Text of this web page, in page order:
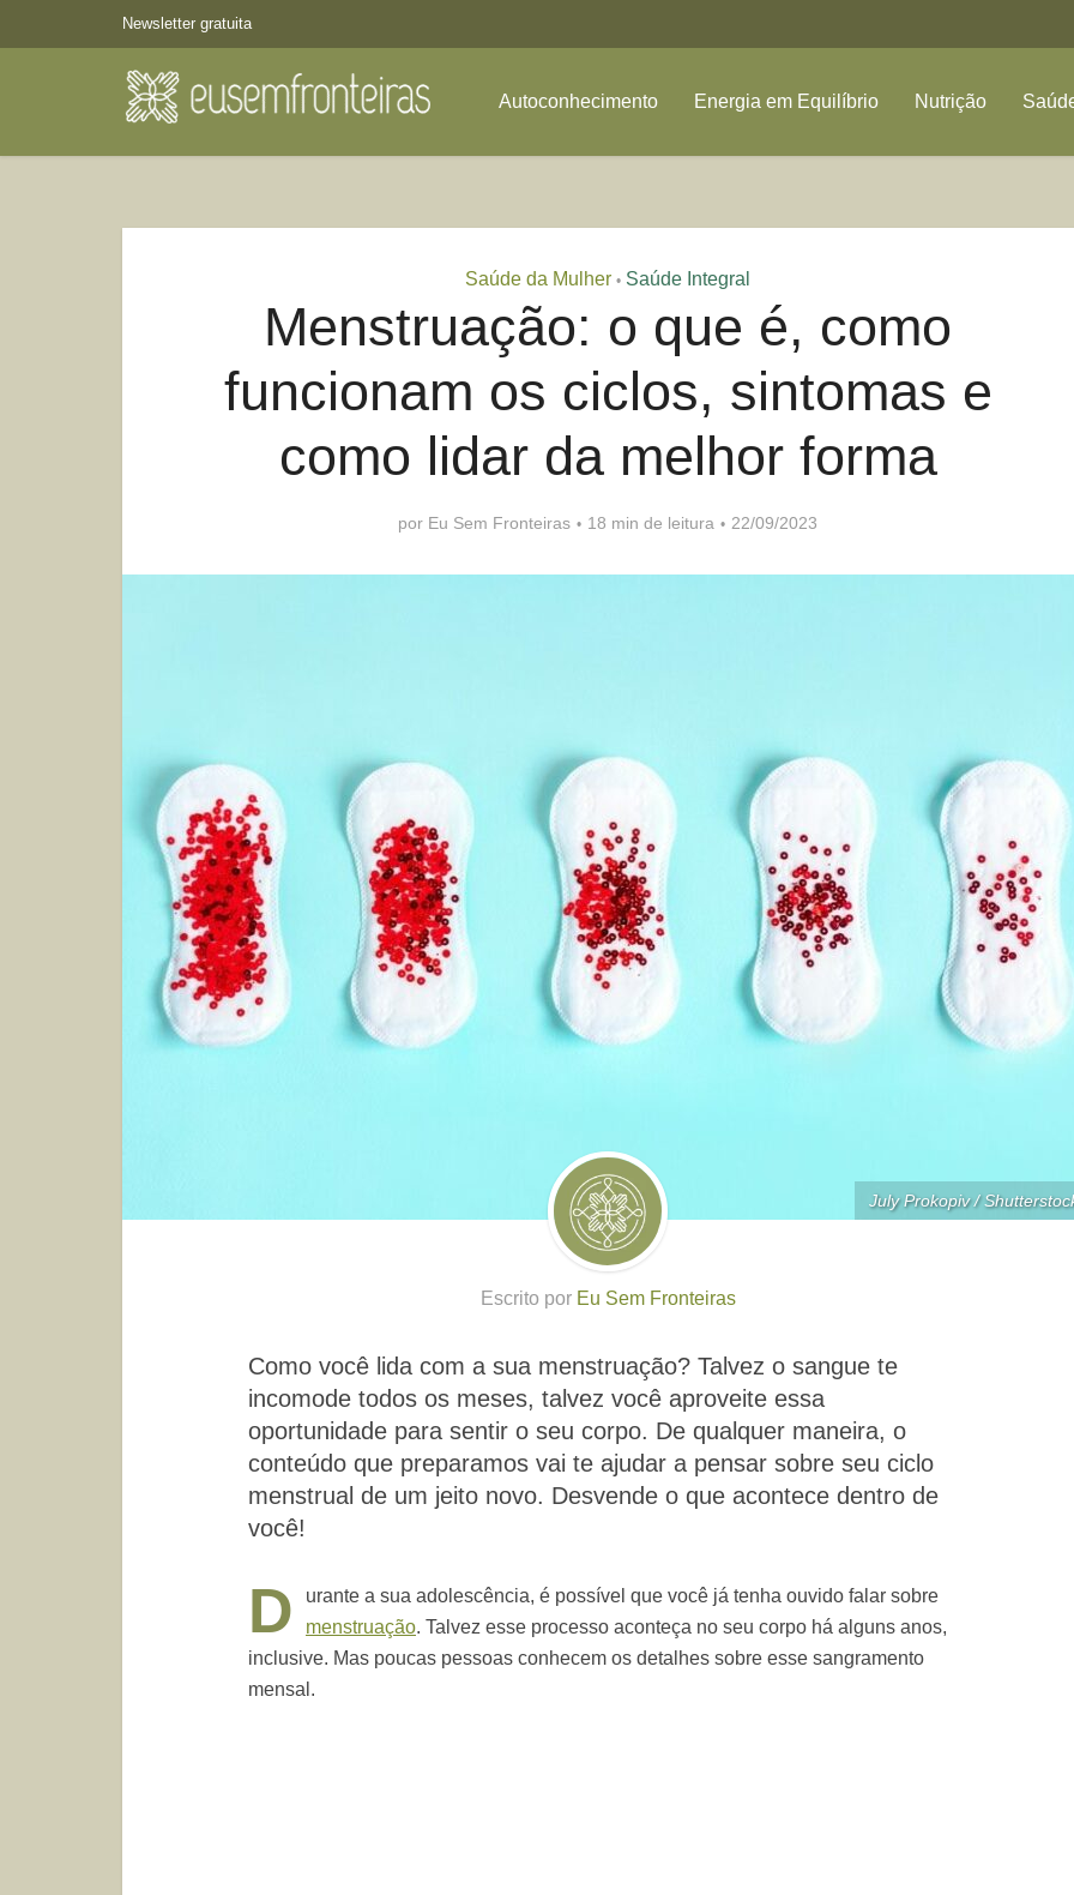
Newsletter gratuita
Autoconhecimento Energia em Equilíbrio Nutrição
Saúde da Mulher • Saúde Integral
Menstruação: o que é, como
funcionam os ciclos, sintomas e
como lidar da melhor forma
por Eu Sem Fronteiras 18 min de leitura 22/09/2023
July Prokopiv /
Escrito por Eu Sem Fronteiras
Como você lida com a sua menstruação? Talvez o sangue te
incomode todos os meses, talvez você aproveite essa
oportunidade para sentir o seu corpo. De qualquer maneira, o
conteúdo que preparamos vai te ajudar a pensar sobre seu ciclo
menstrual de um jeito novo. Desvende o que acontece dentro de
você!
D
urante a sua adolescência, é possível que você já tenha ouvido falar sobre
menstruação. Talvez esse processo aconteça no seu corpo há alguns anos,
inclusive. Mas poucas pessoas conhecem os detalhes sobre esse sangramento
mensal.